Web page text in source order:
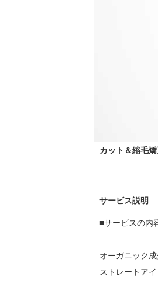
カット＆縮毛矯
サービス説明
■サービスの内
オーガニック
ストレートア